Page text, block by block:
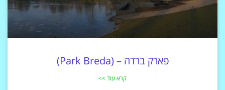
פארק ברדה – (Park Breda)
קרא עוד >>